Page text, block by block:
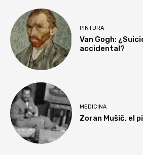
PINTURA
Van Gogh:
accidental?
MEDICINA
Zoran Mušič, el